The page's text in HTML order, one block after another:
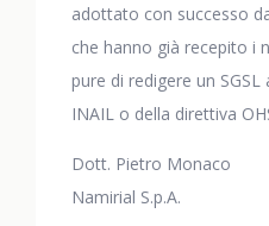
adottato con successo
che hanno già recepito i
pure di redigere un
INAIL o della direttiva
Dott. Pietro Monaco
Namirial S.p.A.